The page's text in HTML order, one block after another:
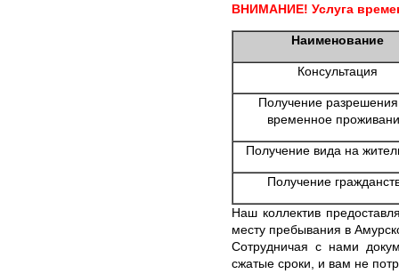
ВНИМАНИЕ! Услуга
Наименование
Консультация
Получение
временное
Получение вида на
Получение
Наш коллектив
месту пребывания в
Сотрудничая с нами
сжатые сроки, и вам не